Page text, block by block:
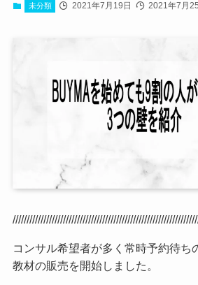
未分類 2021年7月19日 2021年7月
コンサル希望者が多く常時予約待ち
教材の販売を開始しました。